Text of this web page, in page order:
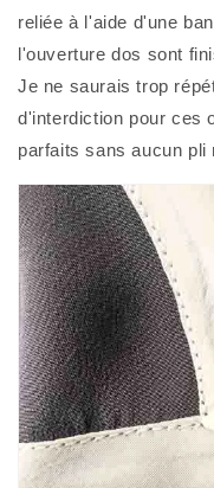
reliée à l'aide d'une
l'ouverture dos sont
Je ne saurais trop
d'interdiction pour ces
parfaits sans aucun pli